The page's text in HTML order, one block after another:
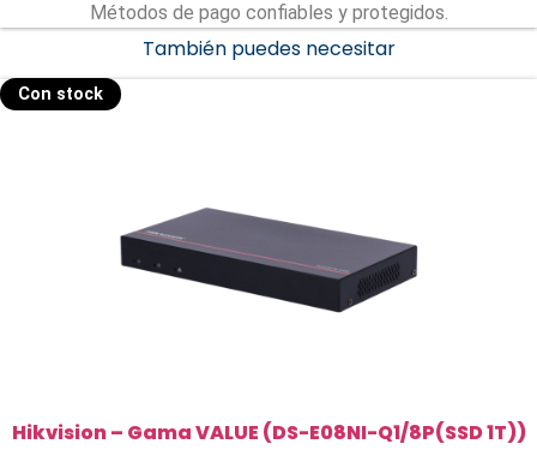
Métodos de pago confiables y protegidos.
También puedes necesitar
Con stock
Hikvision – Gama VALUE (DS-E08NI-Q1/8P(SSD 1T))